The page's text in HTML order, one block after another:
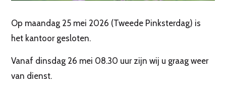
Op maandag 25 mei 2026 (Tweede Pinksterdag) is
het kantoor gesloten.
Vanaf dinsdag 26 mei 08.30 uur zijn wij u graag weer
van dienst.